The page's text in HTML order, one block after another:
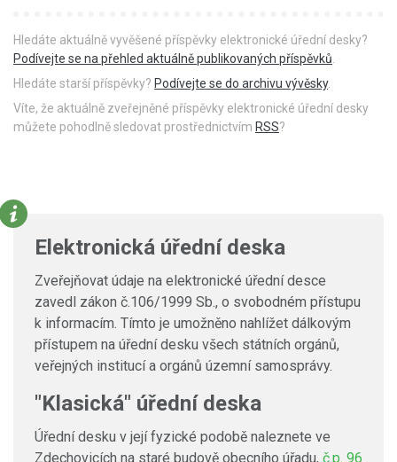
Hledáte aktuálně vyvěšené příspěvky elektronické úřední desky?
Podívejte se na přehled aktuálně publikovaných příspěvků
Hledáte starší příspěvky? Podívejte se do archivu vývěsky.
Víte, že aktuálně zveřejněné příspěvky elektronické úřední desky
můžete pohodlně sledovat prostřednictvím RSS?
Elektronická úřední deska
Zveřejňovat údaje na elektronické úřední desce
zavedl zákon č.106/1999 Sb., o svobodném přístupu
k informacím. Tímto je umožněno nahlížet dálkovým
přístupem na úřední desku všech státních orgánů,
veřejných institucí a orgánů územní samosprávy.
"Klasická" úřední deska
Úřední desku v její fyzické podobě naleznete ve
Zdechovicích na staré budově obecního úřadu, č.p. 96